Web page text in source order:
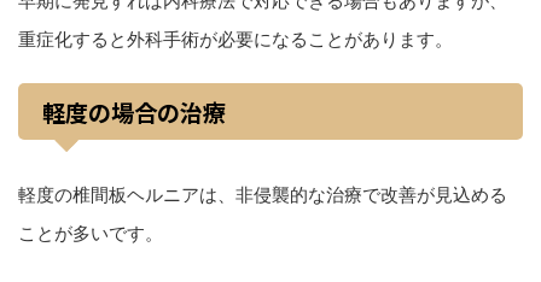
重症化すると外科手術が必要になることがあります。
軽度の場合の治療
軽度の椎間板ヘルニアは、非侵襲的な治療で改善が見込める
ことが多いです。